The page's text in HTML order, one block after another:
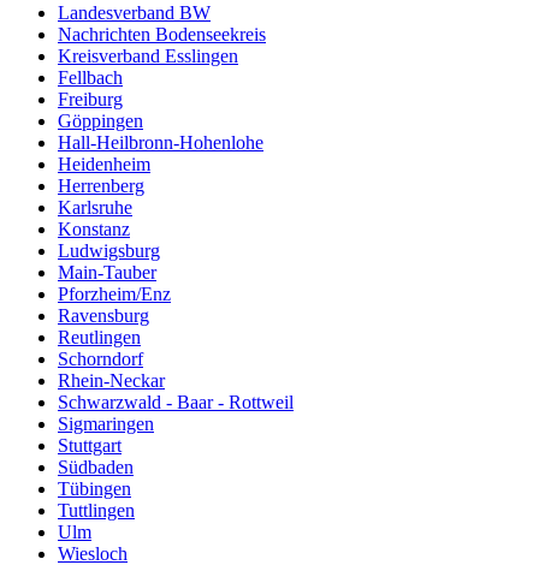
Landesverband BW
Nachrichten Bodenseekreis
Kreisverband Esslingen
Fellbach
Freiburg
Göppingen
Hall-Heilbronn-Hohenlohe
Heidenheim
Herrenberg
Karlsruhe
Konstanz
Ludwigsburg
Main-Tauber
Pforzheim/Enz
Ravensburg
Reutlingen
Schorndorf
Rhein-Neckar
Schwarzwald - Baar - Rottweil
Sigmaringen
Stuttgart
Südbaden
Tübingen
Tuttlingen
Ulm
Wiesloch